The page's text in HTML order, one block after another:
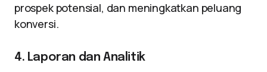
prospek potensial, dan meningkatkan peluang
konversi.
4. Laporan dan Analitik